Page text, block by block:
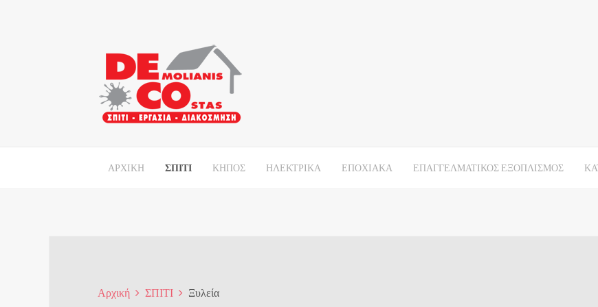
ΑΡΧΙΚΗ ΣΠΙΤΙ ΚΗΠΟΣ ΗΛΕΚΤΡΙΚΑ ΕΠΟΧΙΑΚΑ ΕΠΑΓΓΕΛΜΑΤΙΚΟΣ ΕΞΟΠΛΙΣΜΟΣ
Αρχική ΣΠΙΤΙ Ξυλεία